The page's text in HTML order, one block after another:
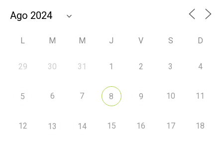
L M M J V S D
29 30 31 1 2 3 4
5 6 7 8 9 10 11
12 13 14 15 16 17 18